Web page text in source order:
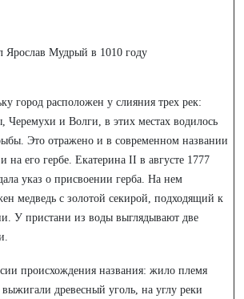
Ярослав Мудрый в 1010 году
город расположен у слияния трех рек:
Черемухи и Волги, в этих местах водилось
Это отражено и в современном названии
на его гербе. Екатерина II в августе 1777
указ о присвоении герба. На нем
медведь с золотой секирой, подходящий к
У пристани из воды выглядывают две
происхождения названия: жило племя
древесный уголь, на углу реки